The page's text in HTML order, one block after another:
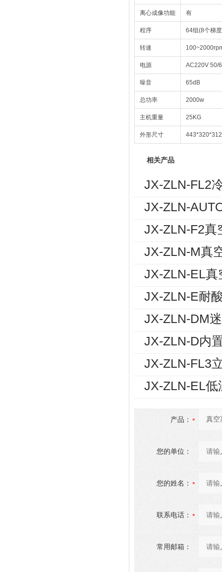
离心成像功能 有
程序 64组(8个梯
转速
电源 AC220V 50/
噪音 65dB
总功率 2000w
主机重量 25KG
外形尺寸
相关产品
JX-ZLN-FL2
JX-ZLN-
JX-ZLN-F2真
JX-ZLN-M真
JX-ZLN-EL
JX-ZLN-E耐
JX-ZLN-DM
JX-ZLN-D内
JX-ZLN-FL3
JX-ZLN-EL
产品：
您的单位：
您的姓名：
联系电话：
常用邮箱：